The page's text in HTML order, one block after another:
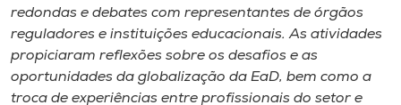
Selecione
o idioma
redondas e debates com representantes de órgãos
reguladores e instituições educacionais. As atividades
propiciaram reflexões sobre os desafios e as
oportunidades da globalização da EaD, bem como a
troca de experiências entre profissionais do setor e